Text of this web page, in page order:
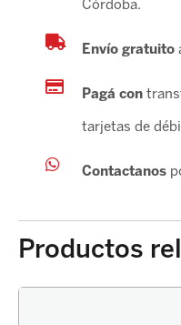
Córdoba.
Envío gratuito
Pagá con
tarjetas de
Contactanos
Productos